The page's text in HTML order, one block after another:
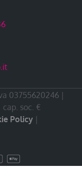
03755620246 |
cap. soc. €
Policy |